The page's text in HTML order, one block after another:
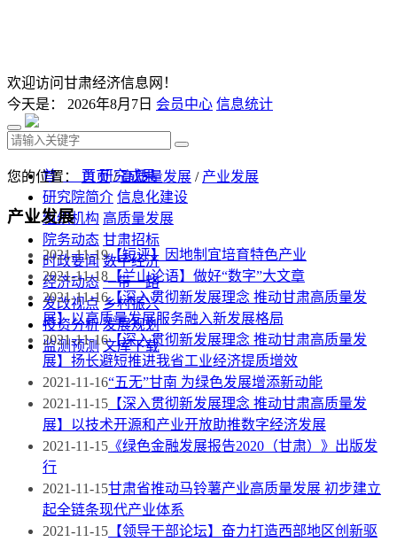
欢迎访问甘肃经济信息网！
今天是： 2026年8月7日 会员中心 信息统计
首 页 研究成果
研究院简介 信息化建设
组织机构 高质量发展
院务动态 甘肃招标
时政要闻 数字经济
经济动态 一带一路
发改视点 乡村振兴
投资分析 发展规划
监测预测 文库下载
您的位置： 首页/高质量发展 / 产业发展
产业发展
2021-11-19【短评】因地制宜培育特色产业
2021-11-18 【兰山论语】做好“数字”大文章
2021-11-16【深入贯彻新发展理念 推动甘肃高质量发
展】以高质量发展服务融入新发展格局
2021-11-16【深入贯彻新发展理念 推动甘肃高质量发
展】扬长避短推进我省工业经济提质增效
2021-11-16“五无”甘南 为绿色发展增添新动能
2021-11-15 【深入贯彻新发展理念 推动甘肃高质量发
展】以技术开源和产业开放助推数字经济发展
2021-11-15 《绿色金融发展报告2020（甘肃）》出版发
行
2021-11-15甘肃省推动马铃薯产业高质量发展 初步建立
起全链条现代产业体系
2021-11-15 【领导干部论坛】奋力打造西部地区创新驱